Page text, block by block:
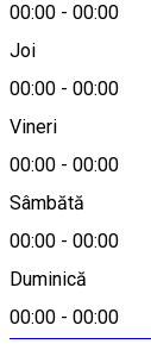
00:00 - 00:00
Joi
00:00 - 00:00
Vineri
00:00 - 00:00
Sâmbătă
00:00 - 00:00
Duminică
00:00 - 00:00
https://